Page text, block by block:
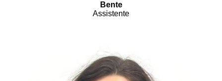
Bente
Assistente